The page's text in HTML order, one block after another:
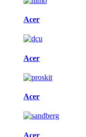
Acer
Acer
Acer
Acer